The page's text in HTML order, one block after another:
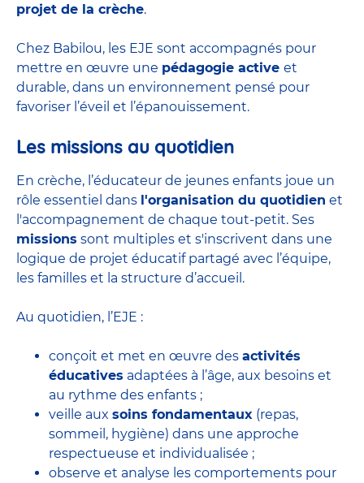
projet de la crèche.
Chez Babilou, les EJE sont accompagnés pour
mettre en œuvre une pédagogie active et
durable, dans un environnement pensé pour
favoriser l’éveil et l’épanouissement.
Les missions au quotidien
En crèche, l’éducateur de jeunes enfants joue un
rôle essentiel dans l'organisation du quotidien et
l'accompagnement de chaque tout-petit. Ses
missions sont multiples et s'inscrivent dans une
logique de projet éducatif partagé avec l’équipe,
les familles et la structure d’accueil.
Au quotidien, l’EJE :
conçoit et met en œuvre des activités
éducatives adaptées à l’âge, aux besoins et
au rythme des enfants ;
veille aux soins fondamentaux (repas,
sommeil, hygiène) dans une approche
respectueuse et individualisée ;
observe et analyse les comportements pour